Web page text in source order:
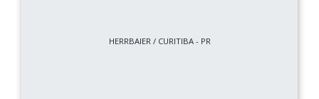
HERRBAIER / CURITIBA - PR